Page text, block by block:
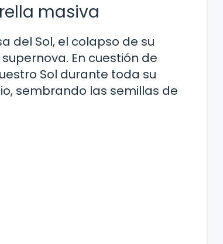
masiva
del Sol, el colapso de su
En cuestión de
Sol durante toda su
sembrando las semillas de